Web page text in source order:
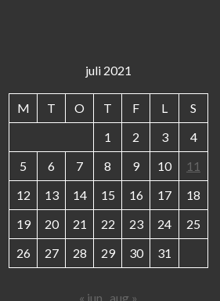
juli 2021
M T O T F L
S
1
2 3
4
5
6 7 8 9 10
11
12
13 14 15 16 17
18
19
20 21 22 23 24
25
26
27 28 29 30 31
« jun aug »